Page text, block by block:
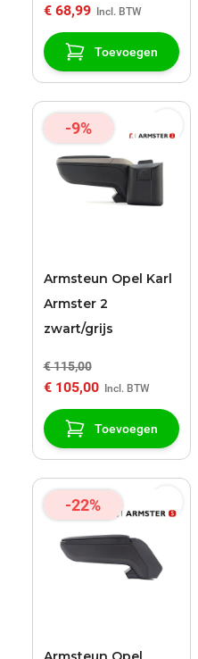
€ 68,99
Toevoegen
-9%
Armsteun Opel Karl
Armster 2
zwart/grijs
€ 115,00
€ 105,00
Toevoegen
-22%